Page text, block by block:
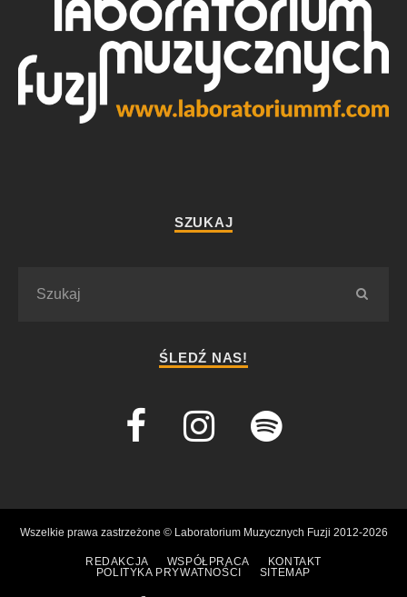
SZUKAJ
ŚLEDŹ NAS!
Wszelkie prawa zastrzeżone © Laboratorium Muzycznych Fuzji 2012-2026
REDAKCJA WSPÓŁPRACA
KONTAKT
POLITYKA PRYWATNOŚCI
SITEMAP